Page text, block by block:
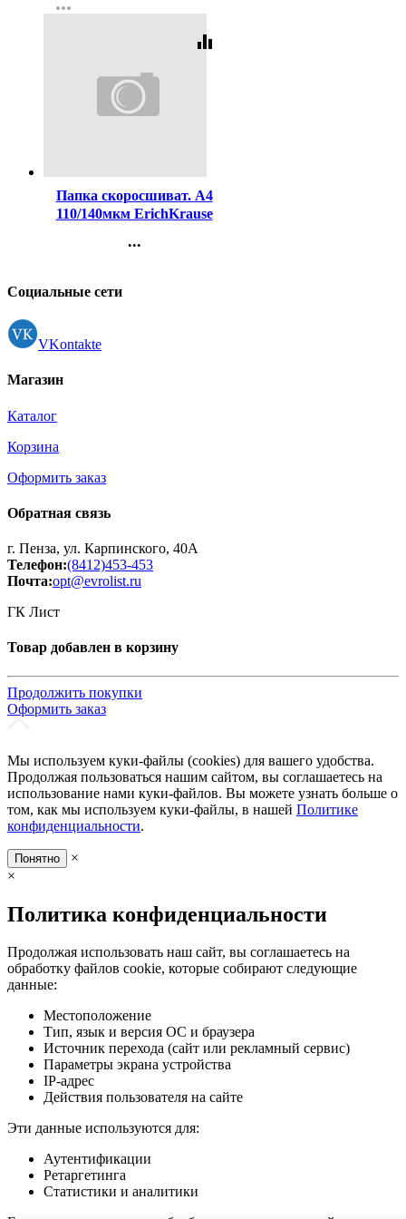
Регистрация
more_horiz
equalizer
Папка скоросшиват. А4
110/140мкм ErichKrause
...
Регистрация
Социальные сети
VKontakte
Магазин
Каталог
Корзина
Оформить заказ
Обратная связь
г. Пенза, ул. Карпинского, 40А
Телефон:(8412)453-453
Почта:opt@evrolist.ru
ГК Лист
Товар добавлен в корзину
Продолжить покупки
Оформить заказ
Мы используем куки-файлы (cookies) для вашего удобства.
Продолжая пользоваться нашим сайтом, вы соглашаетесь на
использование нами куки-файлов. Вы можете узнать больше о
том, как мы используем куки-файлы, в нашей Политике
конфиденциальности.
Понятно
×
×
Политика конфиденциальности
Продолжая использовать наш сайт, вы соглашаетесь на
обработку файлов cookie, которые собирают следующие
данные:
Местоположение
Тип, язык и версия ОС и браузера
Источник перехода (сайт или рекламный сервис)
Параметры экрана устройства
IP-адрес
Действия пользователя на сайте
Эти данные используются для:
Аутентификации
Ретаргетинга
Статистики и аналитики